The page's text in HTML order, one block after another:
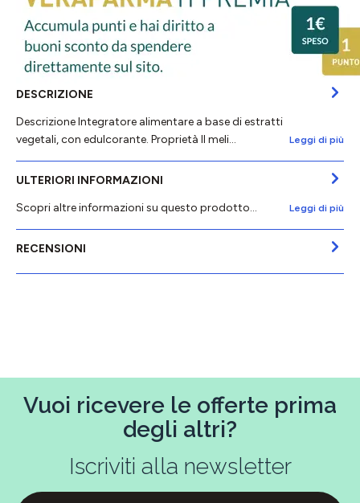
DESCRIZIONE
Descrizione Integratore alimentare a base di estratti
vegetali, con edulcorante. Proprietà Il meli…
Leggi di più
ULTERIORI INFORMAZIONI
Scopri altre informazioni su questo prodotto...
Leggi di più
RECENSIONI
Vuoi ricevere le offerte prima
degli altri?
Iscriviti alla newsletter